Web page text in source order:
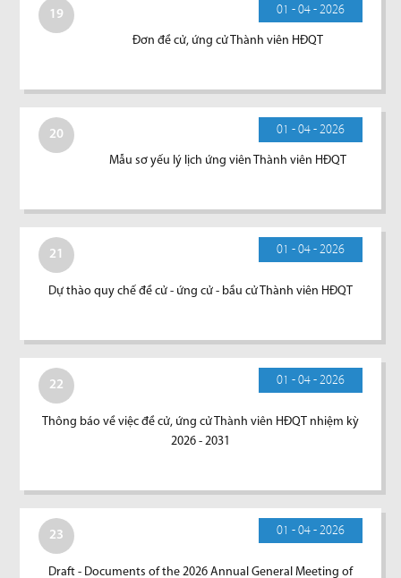
19 01 - 04 - 2026
Đơn đề cử, ứng cử Thành viên HĐQT
20 01 - 04 - 2026
Mẫu sơ yếu lý lịch ứng viên Thành viên HĐQT
21 01 - 04 - 2026
Dự thào quy chế đề cử - ứng cử - bầu cử Thành viên HĐQT
22 01 - 04 - 2026
Thông báo về việc đề cử, ứng cử Thành viên HĐQT nhiệm kỳ
2026 - 2031
23 01 - 04 - 2026
Draft - Documents of the 2026 Annual General Meeting of